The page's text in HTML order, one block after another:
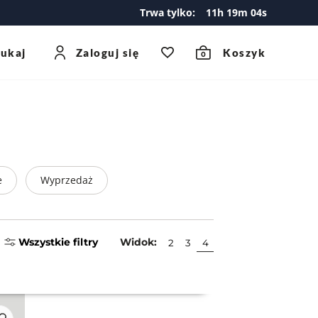
Trwa tylko: 11h 19m 04s
Zaloguj się 0 Koszyk
Wyprzedaż
Wszystkie filtry Widok: 2 3 4